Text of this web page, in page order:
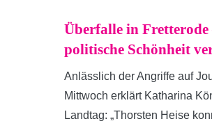
Überfalle in
politische Schönheit
Anlässlich der Angriffe auf
Mittwoch erklärt Katharina
Landtag: „Thorsten Heise